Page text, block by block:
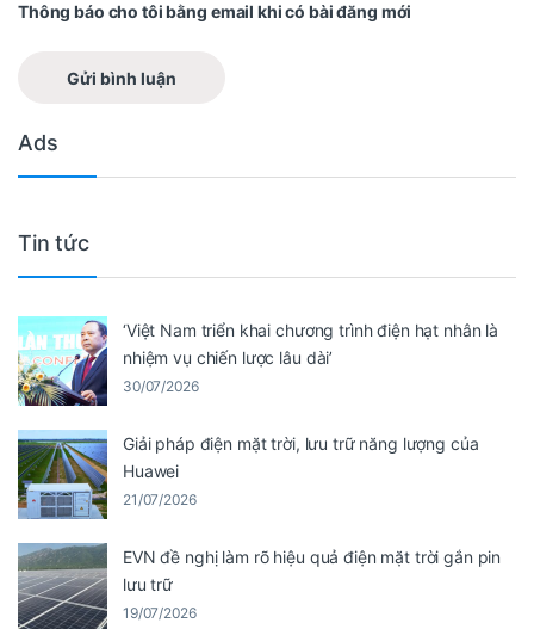
Thông báo cho tôi bằng email khi có bài đăng mới
Ads
Tin tức
‘Việt Nam triển khai chương trình điện hạt nhân là
nhiệm vụ chiến lược lâu dài’
30/07/2026
Giải pháp điện mặt trời, lưu trữ năng lượng của
Huawei
21/07/2026
EVN đề nghị làm rõ hiệu quả điện mặt trời gắn pin
lưu trữ
19/07/2026